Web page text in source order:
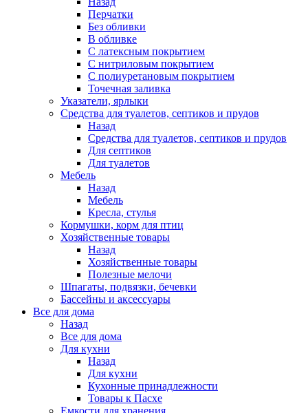
Перчатки
Без обливки
В обливке
С латексным покрытием
С нитриловым покрытием
С полиуретановым покрытием
Точечная заливка
Указатели, ярлыки
Средства для туалетов, септиков и прудов
Назад
Средства для туалетов, септиков и прудов
Для септиков
Для туалетов
Мебель
Назад
Мебель
Кресла, стулья
Кормушки, корм для птиц
Хозяйственные товары
Назад
Хозяйственные товары
Полезные мелочи
Шпагаты, подвязки, бечевки
Бассейны и аксессуары
Все для дома
Назад
Все для дома
Для кухни
Назад
Для кухни
Кухонные принадлежности
Товары к Пасхе
Емкости для хранения